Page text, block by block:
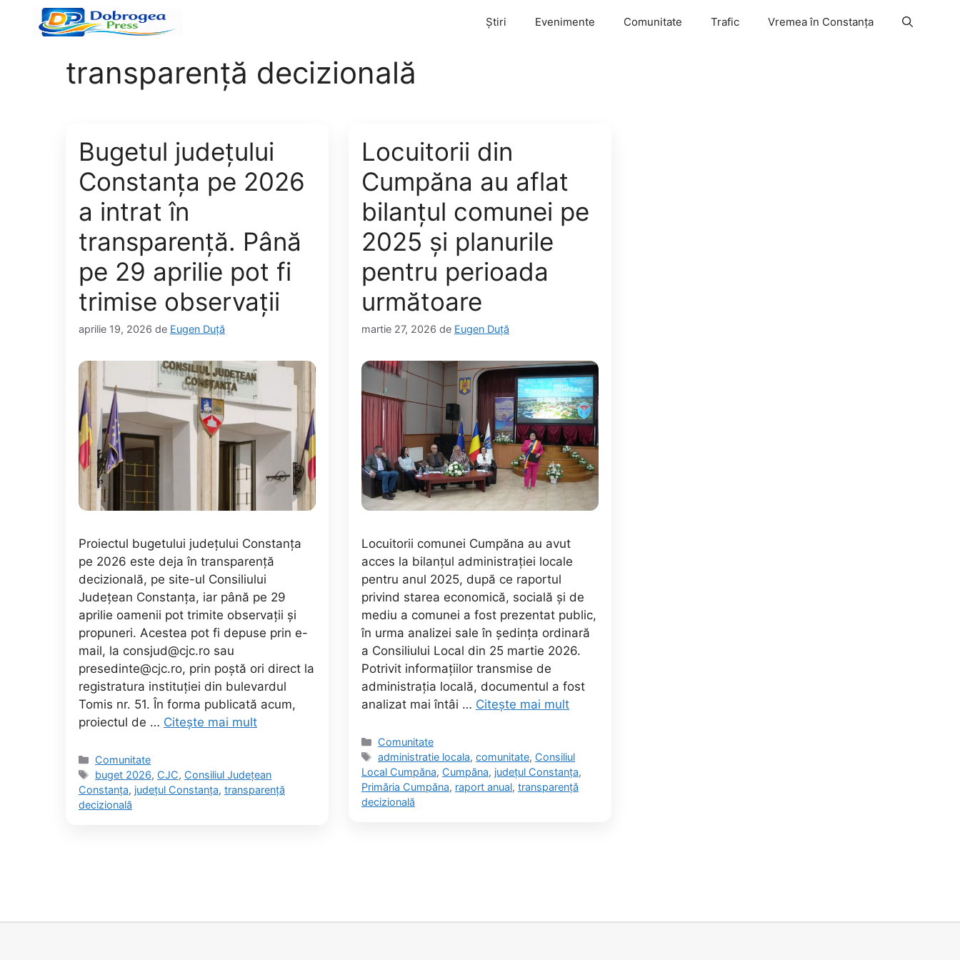
Știri Evenimente Comunitate Trafic Vremea în Constanța
transparență decizională
Bugetul județului
Constanța pe 2026
a intrat în
transparență. Până
pe 29 aprilie pot fi
trimise observații
aprilie 19, 2026 de Eugen Duță
Proiectul bugetului județului Constanța
pe 2026 este deja în transparență
decizională, pe site-ul Consiliului
Județean Constanța, iar până pe 29
aprilie oamenii pot trimite observații și
propuneri. Acestea pot fi depuse prin e-
mail, la consjud@cjc.ro sau
presedinte@cjc.ro, prin poștă ori direct la
registratura instituției din bulevardul
Tomis nr. 51. În forma publicată acum,
proiectul de … Citește mai mult
Categorii
Comunitate
Etichete
buget 2026, CJC, Consiliul Județean
Constanța, județul Constanța, transparență
decizională
Locuitorii din
Cumpăna au aflat
bilanțul comunei pe
2025 și planurile
pentru perioada
următoare
martie 27, 2026 de Eugen Duță
Locuitorii comunei Cumpăna au avut
acces la bilanțul administrației locale
pentru anul 2025, după ce raportul
privind starea economică, socială și de
mediu a comunei a fost prezentat public,
în urma analizei sale în ședința ordinară
a Consiliului Local din 25 martie 2026.
Potrivit informațiilor transmise de
administrația locală, documentul a fost
analizat mai întâi … Citește mai mult
Categorii
Comunitate
Etichete
administratie locala,comunitate, Consiliul
Local Cumpăna, Cumpăna, județul Constanța,
Primăria Cumpăna, raport anual, transparență
decizională